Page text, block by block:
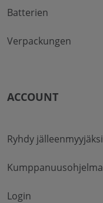
Batterien
Verpackungen
ACCOUNT
Ryhdy jälleenmyyjäksi
Kumppanuusohjelma
Login